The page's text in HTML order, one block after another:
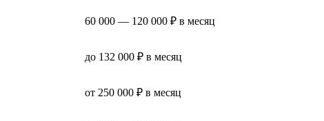
60 000 — 120 000 ₽ в месяц
до 132 000 ₽ в месяц
от 250 000 ₽ в месяц